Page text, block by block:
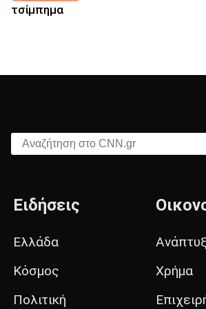
τσίμπημα
Αναζήτηση στο CNN.gr
Ειδήσεις
Ελλάδα
Κόσμος
Πολιτική
Χρήμα